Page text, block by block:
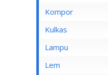
Kabel Aksesoris
Kabel Antena
Kabel BC
Kipas Angin Berdiri
Kipas Angin Dinding
Kipas Angin Duduk
Kipas Angin Gantung
Kompor
Kompor Rinnai
Kulkas
LG
POLYTRON
Lampu
Fitting Lampu
Lem